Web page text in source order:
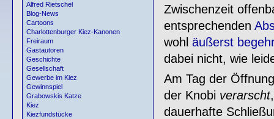
Alfred Rietschel
Blog-News
Cartoons
Charlottenburger Kiez-Kanonen
Freiraum
Gastautoren
Geschichte
Gesellschaft
Gewerbe im Kiez
Gewinnspiel
Grabowskis Katze
Kiez
Kiezfundstücke
Zwischenzeit
entsprechenden
wohl äußerst
dabei nicht, wie
Am Tag der
der Knobi verarscht
dauerhafte